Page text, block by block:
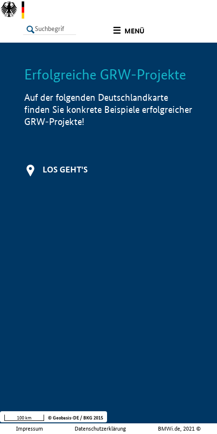
MENÜ
LISTE Info
Erfolgreiche GRW-Projekte
Auf der folgenden Deutschlandkarte
finden Sie konkrete Beispiele erfolgreicher
GRW-Projekte!
LOS GEHT'S
Impressum Datenschutzerklärung BMWi.de, 2021 ©
100 km © Geobasis-DE / BKG 2015